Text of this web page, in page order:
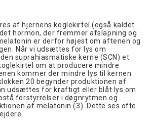
af hjernens koglekirtel (også kaldet
hormon, der fremmer afslapning og
er derfor højest om aftenen og
Når vi udsættes for lys om
suprahiasmatiske kerne (SCN) et
om at producere mindre
kommer der mindre lys til kernen
20 begynder produktionen af
udsættes for kraftigt eller blåt lys om
forstyrrelser i døgnrytmen og
af melatonin (3). Dette ses ofte